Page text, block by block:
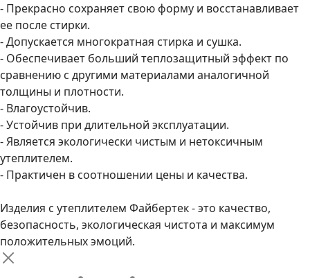
- Прекрасно сохраняет свою форму и восстанавливает
ее после стирки.
- Допускается многократная стирка и сушка.
- Обеспечивает больший теплозащитный эффект по
сравнению с другими материалами аналогичной
толщины и плотности.
- Влагоустойчив.
- Устойчив при длительной эксплуатации.
- Является экологически чистым и нетоксичным
утеплителем.
- Практичен в соотношении цены и качества.
Изделия с утеплителем Файбертек - это качество,
безопасность, экологическая чистота и максимум
положительных эмоций.